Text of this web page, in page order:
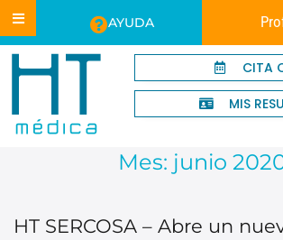
AYUDA
CITA
MIS
Mes: junio
HT SERCOSA – Abre un